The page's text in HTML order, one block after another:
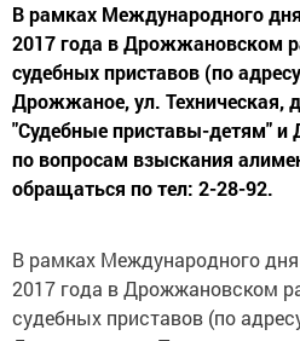
В рамках Международного
2017 года в Дрожжановском
судебных приставов (по
Дрожжаное, ул. Техническая,
"Судебные приставы-детям" и
по вопросам взыскания
обращаться по тел: 2-28-92.
В рамках Международного
2017 года в Дрожжановском
судебных приставов (по